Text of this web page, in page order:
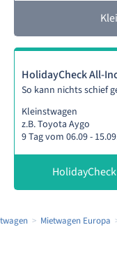
HolidayCheck All-
So kann nichts schief
Kleinstwagen
z.B. Toyota Aygo
9 Tag vom 06.09 -
Mietwagen Europa